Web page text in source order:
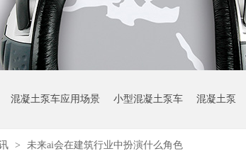
混凝土泵车应用场景 小型混凝土泵车 混凝土泵
> 未来ai会在建筑行业中扮演什么角色